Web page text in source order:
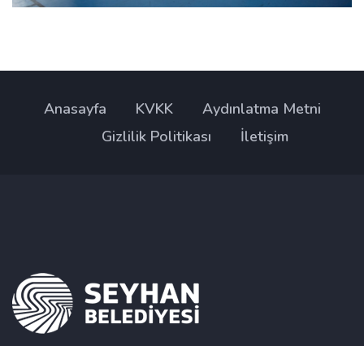
Anasayfa KVKK
Aydınlatma Metni
Gizlilik Politikası
İletişim